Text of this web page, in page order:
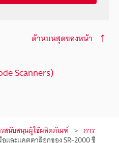
ด้านบนสุดของหน้า
Scanners)
สนับสนุนผู้ใช้ผลิตภัณฑ์ การ
และแคตตาล็อกของ SR-2000 ซี